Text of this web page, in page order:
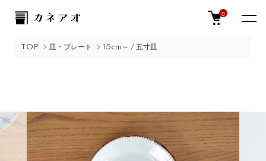
0
TOP 皿・プレート 15cm～ / 五寸皿